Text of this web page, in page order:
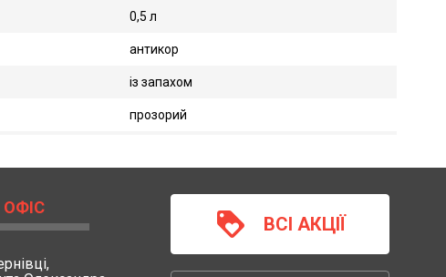
0,5 л
антикор
із запахом
прозорий
loyalty ВСІ АКЦІЇ